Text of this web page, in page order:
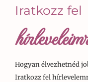
Iratkozz fel
Hogyan élvezhetnéd
Iratkozz fel